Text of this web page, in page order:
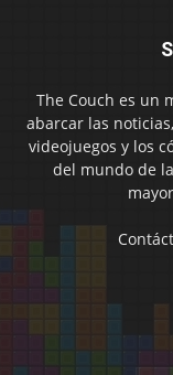
The Couch es un
abarcar las
videojuegos y los
del mundo de